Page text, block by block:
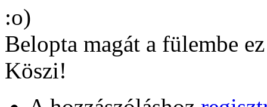
:o)
Belopta magát a fülembe
Köszi!